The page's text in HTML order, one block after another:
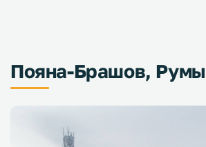
Пояна-Брашов,